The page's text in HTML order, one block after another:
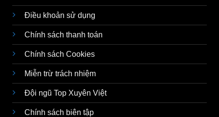
Điều khoản sử dụng
Chính sách thanh toán
Chính sách Cookies
Miễn trừ trách nhiệm
Đội ngũ Top Xuyên Việt
Chính sách biên tập